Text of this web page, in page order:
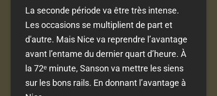
La seconde période va être très intense.
Les occasions se multiplient de part et
d'autre. Mais Nice va reprendre l’avantage
avant l’entame du dernier quart d’heure. À
la 72ᵉ minute, Sanson va mettre les siens
sur les bons rails. En donnant l’avantage à